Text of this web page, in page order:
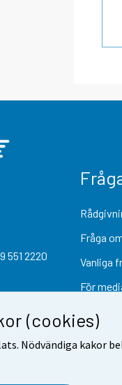
(cookies)
Nödvändiga kakor
551 2220
Fråga
Vanliga
För